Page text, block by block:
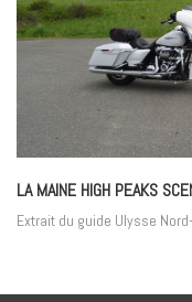
LA MAINE HIGH PEAKS
Extrait du guide Ulysse